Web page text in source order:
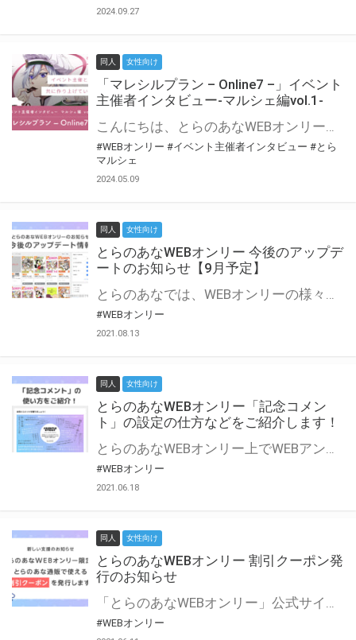
2024.09.27
同人 女性向け
「マレシルプラン – Online7 –」イベント
主催者インタビュー-マルシェ編vol.1-
こんにちは、とらのあなWEBオンリー運営スタッフです。 新たにお届けする、イベント主催者インタビュー-マルシェ編-は、 とらのあなWEBオンリー「マルシェ」をご利用した主催様に 「マルシェ」を使って開催した感想や心がけをお聞きする企画です。 今回は、WEBオンリー開催7回目迎えた「マレシルプラン – Online7 –」より、 主催の玉川うた様にお話を伺いました。 ▼マレシルプランのインタビュー前回記事 「イベント主催者インタビュー vol.6」はこちら 協力：玉川うた様（マレシルプラン実行委員会 代表）／イベント公式Twitter（@mallesil_plan） とらのあなWEBオンリー「マルシェ」とは？ WEBオンリーでリアルタイムでコミュニケーションがとれるオンライン会場です。
#WEBオンリー #イベント主催者インタビュー #とら
マルシェ
2024.05.09
同人 女性向け
とらのあなWEBオンリー 今後のアップデ
ートのお知らせ【9月予定】
とらのあなでは、WEBオンリーの様々な支援を実施しています。 今回は2021年9月に実装を予定しているアップデート情報についてご紹介いたします。 とらのあなWEBオンリーサイトはこちら
#WEBオンリー
2021.08.13
同人 女性向け
とらのあなWEBオンリー「記念コメン
ト」の設定の仕方などをご紹介します！
とらのあなWEBオンリー上でWEBアンソロジーが作成できる「記念コメント」について、その使い方や作成手順を解説します！ 支援タイプを「サークル参加型」「サークル参加型・マルシェ(イベント会場)機能付き」でお申し込みいただいている主催者様はぜひご活用ください♪ とらのあなWEBオンリーサイトはこちら
#WEBオンリー
2021.06.18
同人 女性向け
とらのあなWEBオンリー 割引クーポン発
行のお知らせ
「とらのあなWEBオンリー」公式サイトでとらのあな通販の「割引クーポン」を配布中！ イベントごとに開催当日限定で使える割引クーポンのシリアルコードを発行します。 とらのあなWEBオンリーのページをチェックして、イベント当日にお得にお買い物を楽しみましょう♪ ※本キャンペーンは予告なく終了する場合がございます。 とらのあなWEBオンリーサイトはこちら
#WEBオンリー